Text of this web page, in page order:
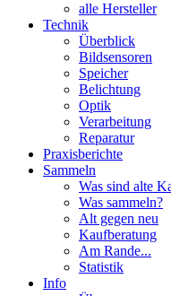
alle Hersteller
Technik
Überblick
Bildsensoren
Speicher
Belichtung
Optik
Verarbeitung
Reparatur
Praxisberichte
Sammeln
Was sind alte
Was sammeln?
Alt gegen neu
Kaufberatung
Am Rande...
Statistik
Info